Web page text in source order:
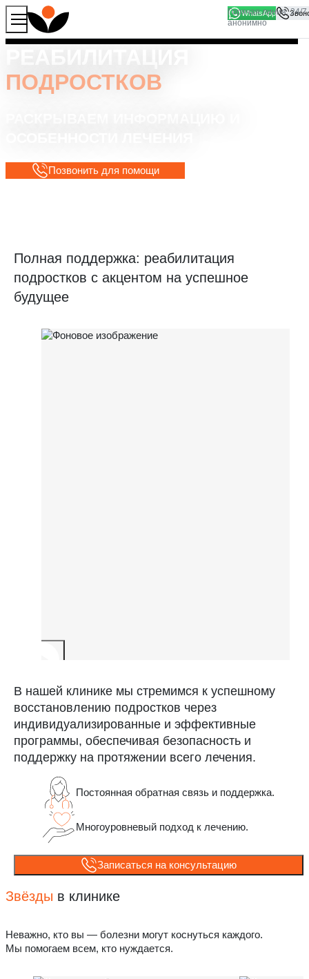
WhatsApp
ПОДРОСТКОВ
Позвонить для помощи
Полная поддержка: реабилитация
подростков с акцентом на успешное
будущее
В нашей клинике мы стремимся к успешному
восстановлению подростков через
индивидуализированные и эффективные
программы, обеспечивая безопасность и
поддержку на протяжении всего лечения.
Постоянная обратная связь и поддержка.
Многоуровневый подход к лечению.
Записаться на консультацию
Звёзды в клинике
Неважно, кто вы — болезни могут коснуться каждого.
Мы помогаем всем, кто нуждается.
Продолжая работу с сайтом, вы соглашаетесь на то, что
мы используем файлы
Хорошо